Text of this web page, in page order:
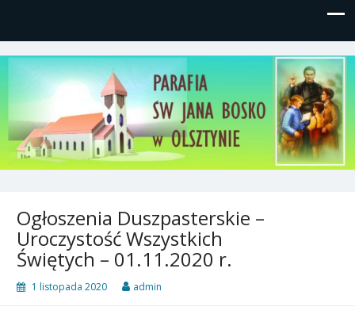
Parafia św, Jana Bosko w
Olsztynie
Gutkowo, ul. Żółkiewskiego 1
Ogłoszenia Duszpasterskie –
Uroczystość Wszystkich
Świętych – 01.11.2020 r.
1 listopada 2020 admin